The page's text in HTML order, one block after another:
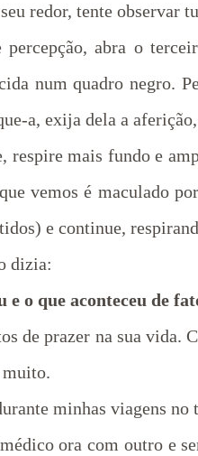
redor, tente observar
abra o
num quadro negro.
a, exija dela a
respire mais fundo e
vemos é maculado
e continue,
dizia:
e o que aconteceu de
de prazer na sua vida.
muito.
minhas viagens
ora com outro e